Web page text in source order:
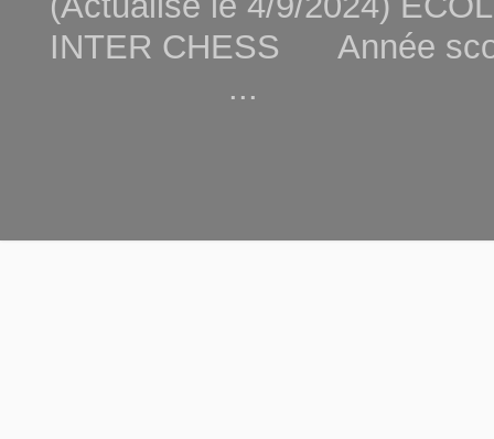
INTER CHESS Année
...